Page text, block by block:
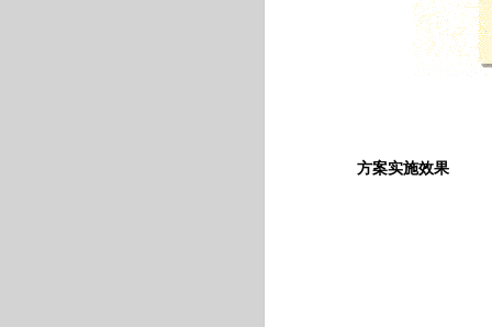
方案实施效果